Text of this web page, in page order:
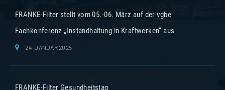
FRANKE-Filter stellt vom 05.-06. März auf der vgbe
Fachkonferenz „Instandhaltung in Kraftwerken“ aus
24. JANUAR 2025
FRANKE-Filter Gesundheitstag